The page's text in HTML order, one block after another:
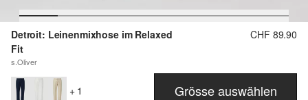
Detroit: Leinenmixhose im Relaxed
Fit
s.Oliver
CHF 89.90
+ 1 Grösse auswählen